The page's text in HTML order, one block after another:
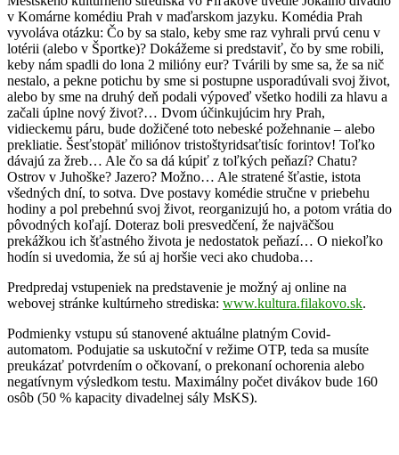
v Komárne komédiu Prah v maďarskom jazyku. Komédia Prah
vyvoláva otázku: Čo by sa stalo, keby sme raz vyhrali prvú cenu v
lotérii (alebo v Športke)? Dokážeme si predstaviť, čo by sme robili,
keby nám spadli do lona 2 milióny eur? Tvárili by sme sa, že sa nič
nestalo, a pekne potichu by sme si postupne usporadúvali svoj život,
alebo by sme na druhý deň podali výpoveď všetko hodili za hlavu a
začali úplne nový život?… Dvom účinkujúcim hry Prah,
vidieckemu páru, bude dožičené toto nebeské požehnanie – alebo
prekliatie. Šesťstopäť miliónov tristoštyridsaťtisíc forintov! Toľko
dávajú za žreb… Ale čo sa dá kúpiť z toľkých peňazí? Chatu?
Ostrov v Juhoške? Jazero? Možno… Ale stratené šťastie, istota
všedných dní, to sotva. Dve postavy komédie stručne v priebehu
hodiny a pol prebehnú svoj život, reorganizujú ho, a potom vrátia do
pôvodných koľají. Doteraz boli presvedčení, že najväčšou
prekážkou ich šťastného života je nedostatok peňazí… O niekoľko
hodín si uvedomia, že sú aj horšie veci ako chudoba…
Predpredaj vstupeniek na predstavenie je možný aj online na
webovej stránke kultúrneho strediska: www.kultura.filakovo.sk.
Podmienky vstupu sú stanovené aktuálne platným Covid-
automatom. Podujatie sa uskutoční v režime OTP, teda sa musíte
preukázať potvrdením o očkovaní, o prekonaní ochorenia alebo
negatívnym výsledkom testu. Maximálny počet divákov bude 160
osôb (50 % kapacity divadelnej sály MsKS).